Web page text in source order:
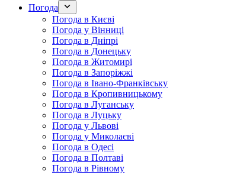
Погода
Погода в Києві
Погода у Вінниці
Погода в Дніпрі
Погода в Донецьку
Погода в Житомирі
Погода в Запоріжжі
Погода в Івано-Франківську
Погода в Кропивницькому
Погода в Луганську
Погода в Луцьку
Погода у Львові
Погода у Миколаєві
Погода в Одесі
Погода в Полтаві
Погода в Рівному